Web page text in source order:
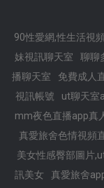
90性愛網,性生活視頻
妹視訊聊天室
聊聊
播聊天室
免費成人
視訊帳號
ut聊天室
mm夜色直播app真
真愛旅舍色情視頻
美女性感臀部圖片
訊美女
真愛旅舍